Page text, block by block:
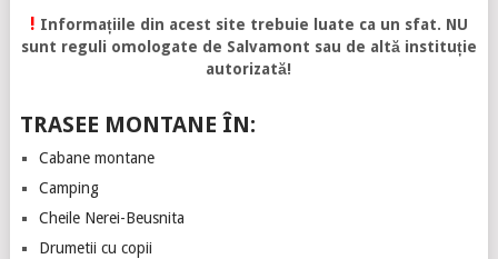
! Informațiile din acest site trebuie luate ca un sfat. NU
sunt reguli omologate de Salvamont sau de altă instituție
autorizată!
TRASEE MONTANE ÎN:
Cabane montane
Camping
Cheile Nerei-Beusnita
Drumetii cu copii